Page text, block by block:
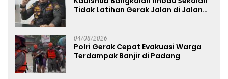
Tidak Latihan Gerak Jalan di Jalan
04/08/2026
Polri Gerak Cepat Evakuasi Warga
Terdampak Banjir di Padang